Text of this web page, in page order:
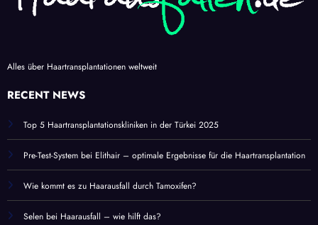
Alles über Haartransplantationen weltweit
RECENT NEWS
Top 5 Haartransplantationskliniken in der Türkei 2025
Pre-Test-System bei Elithair – optimale Ergebnisse für die Haartransplantation
Wie kommt es zu Haarausfall durch Tamoxifen?
Selen bei Haarausfall – wie hilft das?